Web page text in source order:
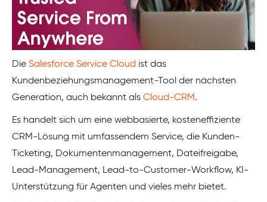
Die Salesforce Service Cloud ist das
Kundenbeziehungsmanagement-Tool der nächsten
Generation, auch bekannt als Cloud-CRM.
Es handelt sich um eine webbasierte, kosteneffiziente
CRM-Lösung mit umfassendem Service, die Kunden-
Ticketing, Dokumentenmanagement, Dateifreigabe,
Lead-Management, Lead-to-Customer-Workflow, KI-
Unterstützung für Agenten und vieles mehr bietet.